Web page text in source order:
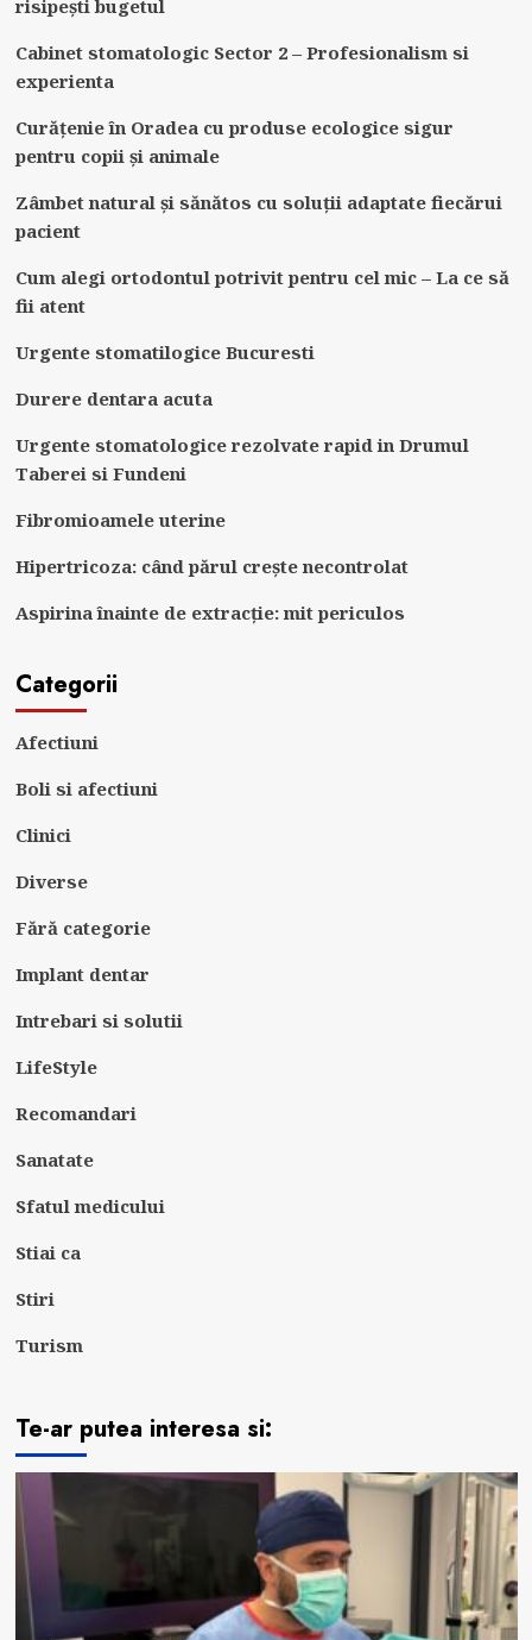
risipești bugetul
Cabinet stomatologic Sector 2 – Profesionalism si
experienta
Curățenie în Oradea cu produse ecologice sigur
pentru copii și animale
Zâmbet natural și sănătos cu soluții adaptate fiecărui
pacient
Cum alegi ortodontul potrivit pentru cel mic – La ce să
fii atent
Urgente stomatilogice Bucuresti
Durere dentara acuta
Urgente stomatologice rezolvate rapid in Drumul
Taberei si Fundeni
Fibromioamele uterine
Hipertricoza: când părul crește necontrolat
Aspirina înainte de extracție: mit periculos
Categorii
Afectiuni
Boli si afectiuni
Clinici
Diverse
Fără categorie
Implant dentar
Intrebari si solutii
LifeStyle
Recomandari
Sanatate
Sfatul medicului
Stiai ca
Stiri
Turism
Te-ar putea interesa si: